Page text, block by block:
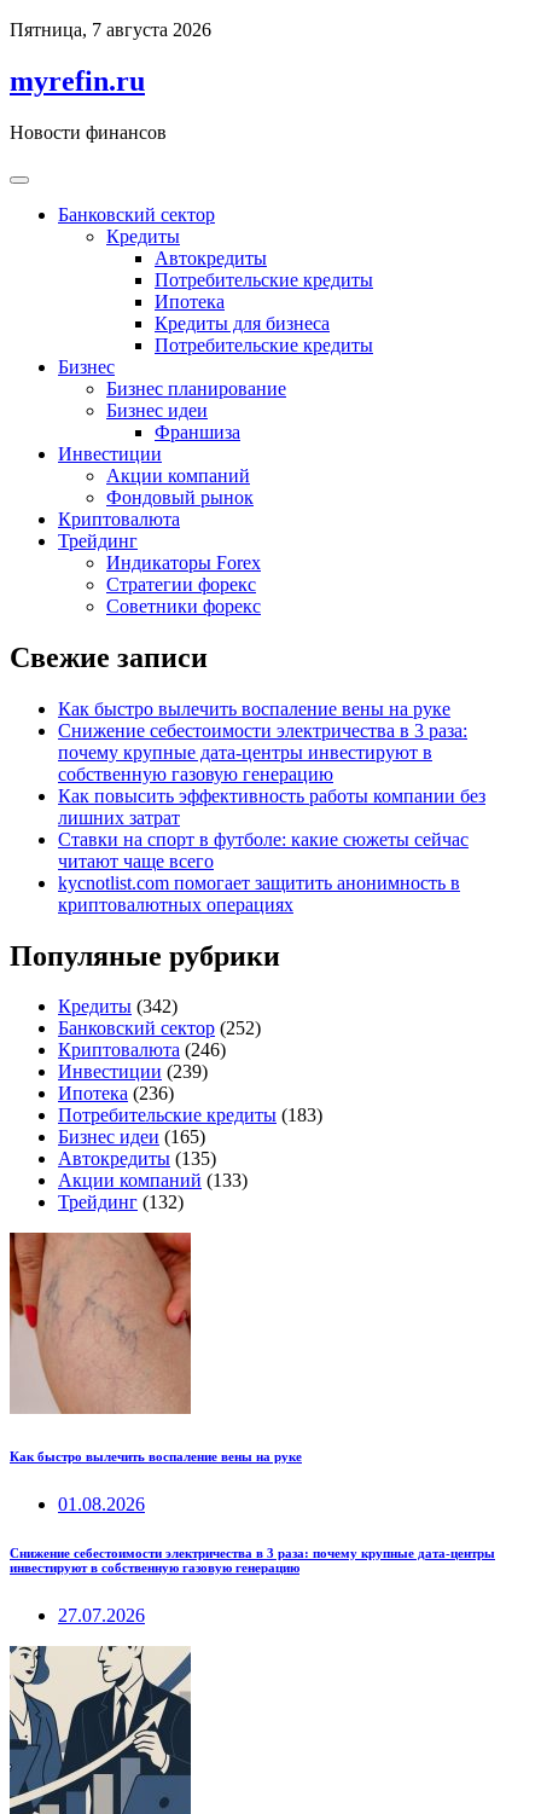
Перейти
содержимому
Пятница, 7 августа 2026
myrefin.ru
Новости финансов
Банковский сектор
Кредиты
Автокредиты
Потребительские кредиты
Ипотека
Кредиты для бизнеса
Потребительские кредиты
Бизнес
Бизнес планирование
Бизнес идеи
Франшиза
Инвестиции
Акции компаний
Фондовый рынок
Криптовалюта
Трейдинг
Индикаторы Forex
Стратегии форекс
Советники форекс
Свежие записи
Как быстро вылечить воспаление вены на руке
Снижение себестоимости электричества в 3 раза:
почему крупные дата-центры инвестируют в
собственную газовую генерацию
Как повысить эффективность работы компании без
лишних затрат
Ставки на спорт в футболе: какие сюжеты сейчас
читают чаще всего
kycnotlist.com помогает защитить анонимность в
криптовалютных операциях
Популяные рубрики
Кредиты (342)
Банковский сектор (252)
Криптовалюта (246)
Инвестиции (239)
Ипотека (236)
Потребительские кредиты (183)
Бизнес идеи (165)
Автокредиты (135)
Акции компаний (133)
Трейдинг (132)
Как быстро вылечить воспаление вены на руке
01.08.2026
Снижение себестоимости электричества в 3 раза: почему крупные дата-центры
инвестируют в собственную газовую генерацию
27.07.2026